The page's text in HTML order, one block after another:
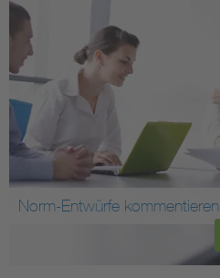
Norm-Entwürfe kommentieren